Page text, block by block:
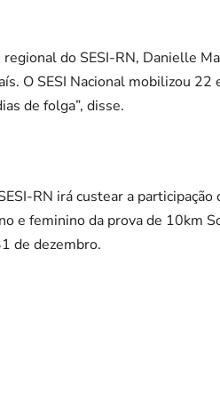
do SESI-RN, Danielle
O SESI Nacional mobilizou
de folga”, disse.
RN irá custear a
e feminino da prova de 10km
de dezembro.